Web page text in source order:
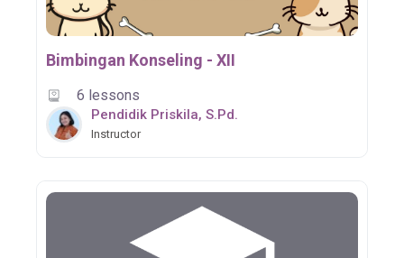
Bimbingan Konseling - XII
6 lessons
Pendidik Priskila, S.Pd.
Instructor